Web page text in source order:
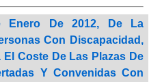
Enero De 2012, De La
Con Discapacidad,
El Coste De Las Plazas De
Y Convenidas Con